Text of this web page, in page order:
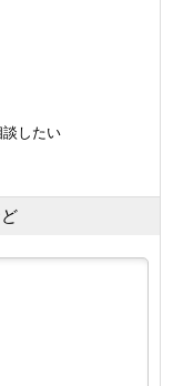
したい